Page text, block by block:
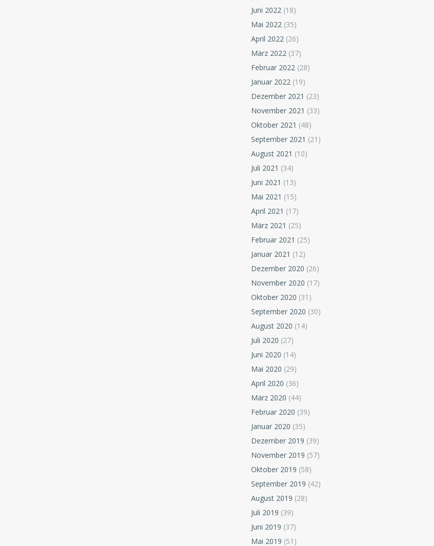
Juni 2022 (18)
Mai 2022 (35)
April 2022 (26)
März 2022 (37)
Februar 2022 (28)
Januar 2022 (19)
Dezember 2021 (23)
November 2021 (33)
Oktober 2021 (48)
September 2021 (21)
August 2021 (10)
Juli 2021 (34)
Juni 2021 (13)
Mai 2021 (15)
April 2021 (17)
März 2021 (25)
Februar 2021 (25)
Januar 2021 (12)
Dezember 2020 (26)
November 2020 (17)
Oktober 2020 (31)
September 2020 (30)
August 2020 (14)
Juli 2020 (27)
Juni 2020 (14)
Mai 2020 (29)
April 2020 (36)
März 2020 (44)
Februar 2020 (39)
Januar 2020 (35)
Dezember 2019 (39)
November 2019 (57)
Oktober 2019 (58)
September 2019 (42)
August 2019 (28)
Juli 2019 (39)
Juni 2019 (37)
Mai 2019 (51)